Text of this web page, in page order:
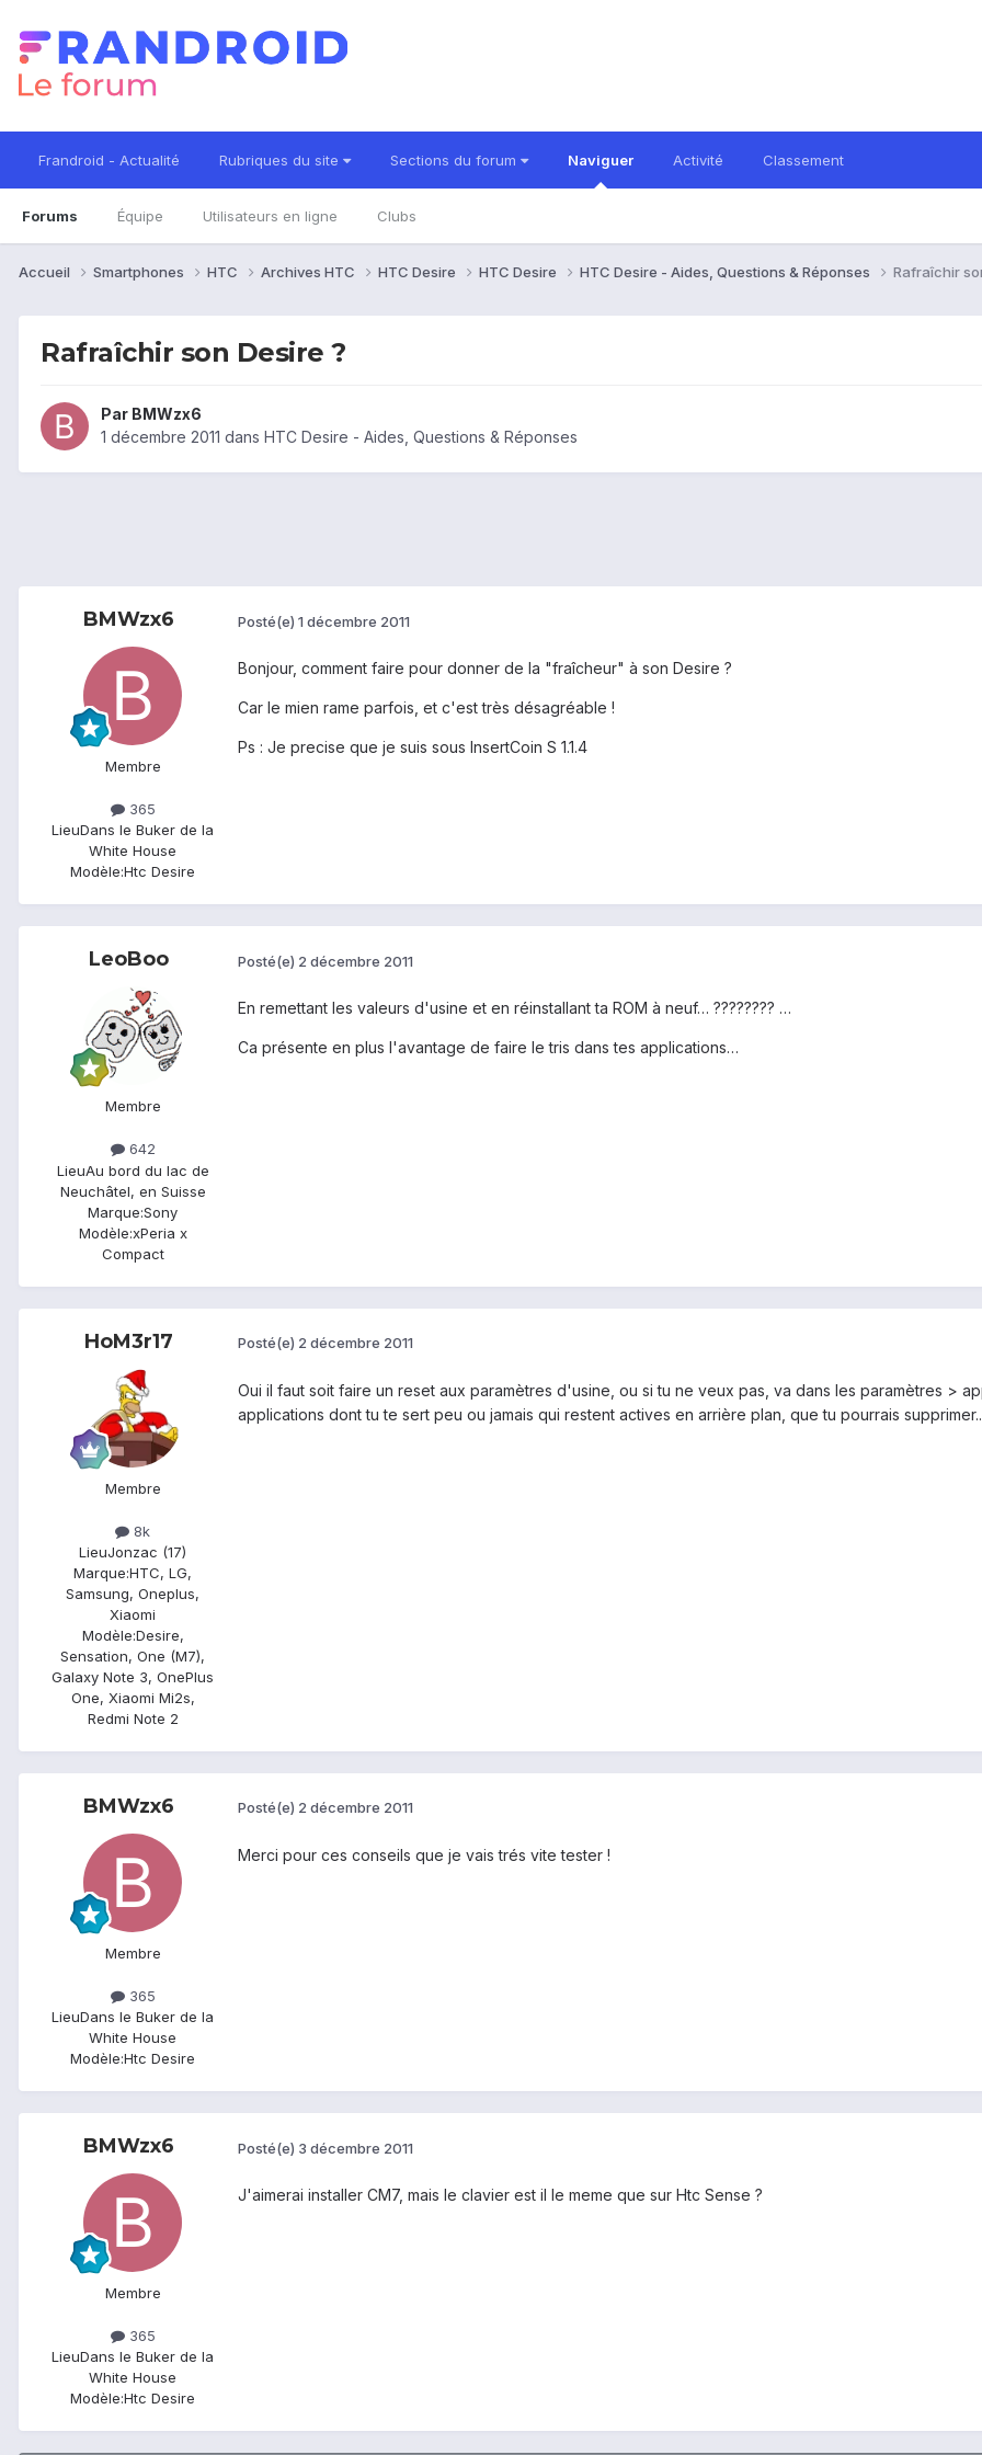
Frandroid - Actualité Rubriques du site Sections du forum Naviguer
Forums Équipe Utilisateurs en ligne Clubs
Activité Classement
Accueil Smartphones HTC Archives HTC HTC Desire HTC Desire HTC Desire - Aides, Questions & Réponses Rafraîchir
Rafraîchir son Desire ?
Par BMWzx6
1 décembre 2011 dans HTC Desire - Aides, Questions & Réponses
BMWzx6
Membre
365
LieuDans le Buker de la
White House
Modèle:Htc Desire
Posté(e) 1 décembre 2011
Bonjour, comment faire pour donner de la "fraîcheur" à son Desire ?
Car le mien rame parfois, et c'est très désagréable !
Ps : Je precise que je suis sous InsertCoin S 1.1.4
LeoBoo
Membre
642
LieuAu bord du lac de
Neuchâtel, en Suisse
Marque:Sony
Modèle:xPeria x
Compact
Posté(e) 2 décembre 2011
En remettant les valeurs d'usine et en réinstallant ta ROM à neuf… ???????? …
Ca présente en plus l'avantage de faire le tris dans tes applications…
HoM3r17
Membre
8k
LieuJonzac (17)
Marque:HTC, LG,
Samsung, Oneplus,
Xiaomi
Modèle:Desire,
Sensation, One (M7),
Galaxy Note 3, OnePlus
One, Xiaomi Mi2s,
Redmi Note 2
Posté(e) 2 décembre 2011
Oui il faut soit faire un reset aux paramètres d'usine, ou si tu ne veux pas, va dans les paramètres >
applications dont tu te sert peu ou jamais qui restent actives en arrière plan, que tu pourrais
BMWzx6
Membre
365
LieuDans le Buker de la
White House
Modèle:Htc Desire
Posté(e) 2 décembre 2011
Merci pour ces conseils que je vais trés vite tester !
BMWzx6
Membre
365
LieuDans le Buker de la
White House
Modèle:Htc Desire
Posté(e) 3 décembre 2011
J'aimerai installer CM7, mais le clavier est il le meme que sur Htc Sense ?